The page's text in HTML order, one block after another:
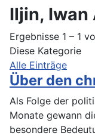
Iljin,
Ergebnisse 1 – 1
Diese Kategorie
Alle Einträge
Über den
Als Folge der
Monate gewann
besondere